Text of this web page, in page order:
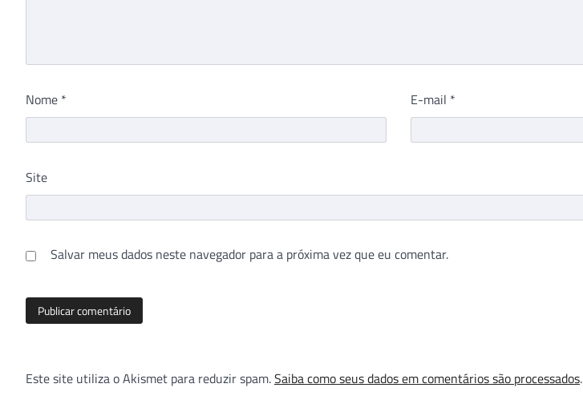
Nome * E-mail *
Site
Salvar meus dados neste navegador para a próxima vez que eu comentar.
Este site utiliza o Akismet para reduzir spam.Saiba como seus dados em comentários são processados.